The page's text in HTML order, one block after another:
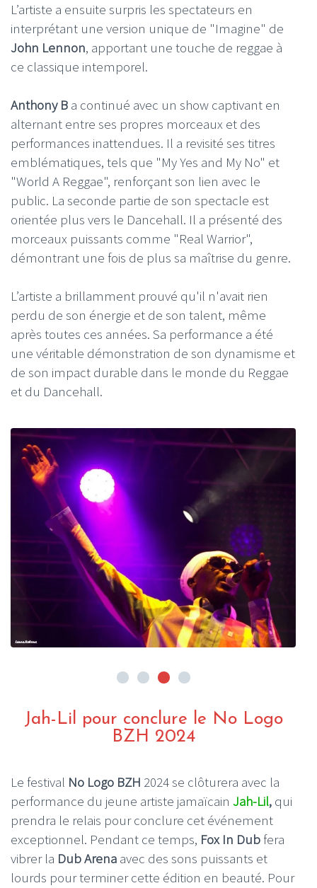
L’artiste a ensuite surpris les spectateurs en
interprétant une version unique de "Imagine" de
John Lennon, apportant une touche de reggae à
ce classique intemporel.
Anthony B a continué avec un show captivant en
alternant entre ses propres morceaux et des
performances inattendues. Il a revisité ses titres
emblématiques, tels que "My Yes and My No" et
"World A Reggae", renforçant son lien avec le
public. La seconde partie de son spectacle est
orientée plus vers le Dancehall. Il a présenté des
morceaux puissants comme "Real Warrior",
démontrant une fois de plus sa maîtrise du genre.
L’artiste a brillamment prouvé qu'il n'avait rien
perdu de son énergie et de son talent, même
après toutes ces années. Sa performance a été
une véritable démonstration de son dynamisme et
de son impact durable dans le monde du Reggae
et du Dancehall.
Jah-Lil pour conclure le No Logo
BZH 2024
Le festival No Logo BZH 2024 se clôturera avec la
performance du jeune artiste jamaïcain Jah-Lil, qui
prendra le relais pour conclure cet événement
exceptionnel. Pendant ce temps, Fox In Dubfera
vibrer la Dub Arena avec des sons puissants et
lourds pour terminer cette édition en beauté. Pour